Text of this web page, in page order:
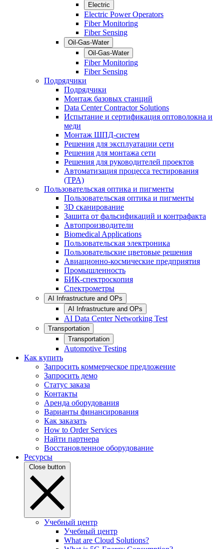
Electric
Electric Power Operators
Fiber Monitoring
Fiber Sensing
Oil-Gas-Water
Oil-Gas-Water
Fiber Monitoring
Fiber Sensing
Подрядчики
Подрядчики
Монтаж базовых станций
Data Center Contractor Solutions
Испытание и сертификация оптоволокна и
меди
Монтаж ШПД-систем
Решения для эксплуатации сети
Решения для монтажа сети
Решения для руководителей проектов
Автоматизация процесса тестирования
(TPA)
Пользовательская оптика и пигменты
Пользовательская оптика и пигменты
3D сканирование
Зашита от фальсификаций и контрафакта
Автопроизводители
Biomedical Applications
Пользовательская электроника
Пользовательские цветовые решения
Авиационно-космические предприятия
Промышленность
БИК-спектроскопия
Спектрометры
AI Infrastructure and OPs
AI Infrastructure and OPs
AI Data Center Networking Test
Transportation
Transportation
Automotive Testing
Как купить
Запросить коммерческое предложение
Запросить демо
Статус заказа
Контакты
Аренда оборудования
Варианты финансирования
Как заказать
How to Order Services
Найти партнера
Восстановленное оборудование
Ресурсы
Close button
Учебный центр
Учебный центр
What are Cloud Solutions?